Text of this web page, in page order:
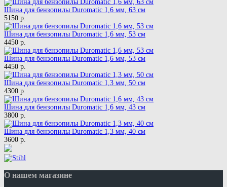
Шина для бензопилы Duromatic 1,6 мм, 63 см
5150 р.
Шина для бензопилы Duromatic 1,6 мм, 53 см
4450 р.
Шина для бензопилы Duromatic 1,6 мм, 53 см
4450 р.
Шина для бензопилы Duromatic 1,3 мм, 50 см
4300 р.
Шина для бензопилы Duromatic 1,6 мм, 43 см
3800 р.
Шина для бензопилы Duromatic 1,3 мм, 40 см
3600 р.
О нашем магазине